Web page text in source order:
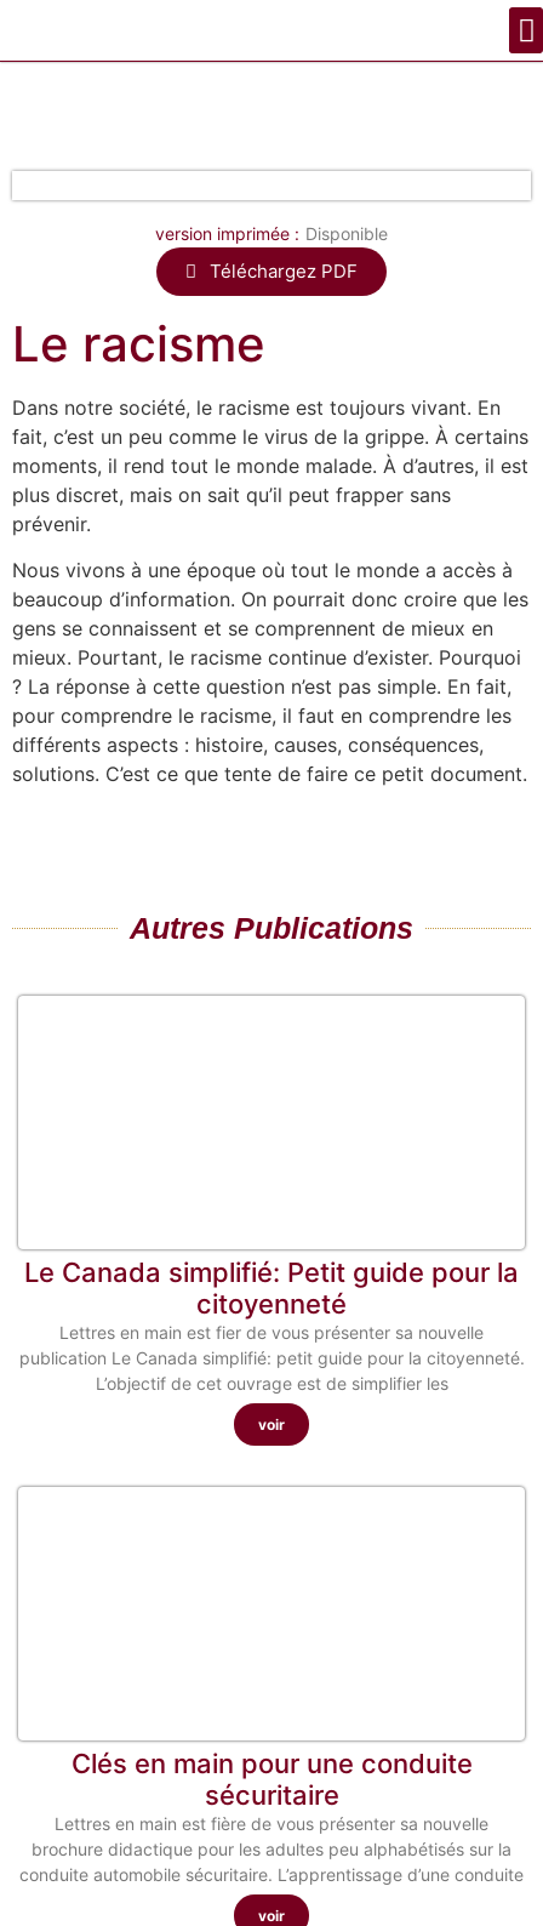
version imprimée : Disponible
Téléchargez PDF
Le racisme
Dans notre société, le racisme est toujours vivant. En
fait, c’est un peu comme le virus de la grippe. À certains
moments, il rend tout le monde malade. À d’autres, il est
plus discret, mais on sait qu’il peut frapper sans
prévenir.
Nous vivons à une époque où tout le monde a accès à
beaucoup d’information. On pourrait donc croire que les
gens se connaissent et se comprennent de mieux en
mieux. Pourtant, le racisme continue d’exister. Pourquoi
? La réponse à cette question n’est pas simple. En fait,
pour comprendre le racisme, il faut en comprendre les
différents aspects : histoire, causes, conséquences,
solutions. C’est ce que tente de faire ce petit document.
Autres Publications
Le Canada simplifié: Petit guide pour la
citoyenneté
Lettres en main est fier de vous présenter sa nouvelle
publication Le Canada simplifié: petit guide pour la citoyenneté.
L’objectif de cet ouvrage est de simplifier les
voir
Clés en main pour une conduite
sécuritaire
Lettres en main est fière de vous présenter sa nouvelle
brochure didactique pour les adultes peu alphabétisés sur la
conduite automobile sécuritaire. L’apprentissage d’une conduite
voir